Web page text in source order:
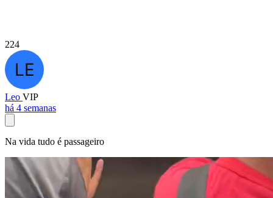
224
Leo VIP
há 4 semanas
Na vida tudo é passageiro